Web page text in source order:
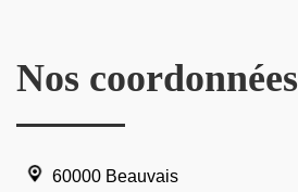
Nos coordonnées
60000 Beauvais